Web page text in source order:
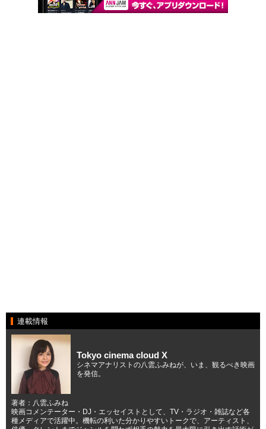
連載情報
Tokyo cinema cloud X
シネマアナリストの八雲ふみねが、いま、観るべき映画
を発信。
著者：八雲ふみね
映画コメンテーター・DJ・エッセイストとして、TV・ラジオ・雑誌など各
種メディアで活躍中。機転の利いた分かりやすいトークで、アーティスト、